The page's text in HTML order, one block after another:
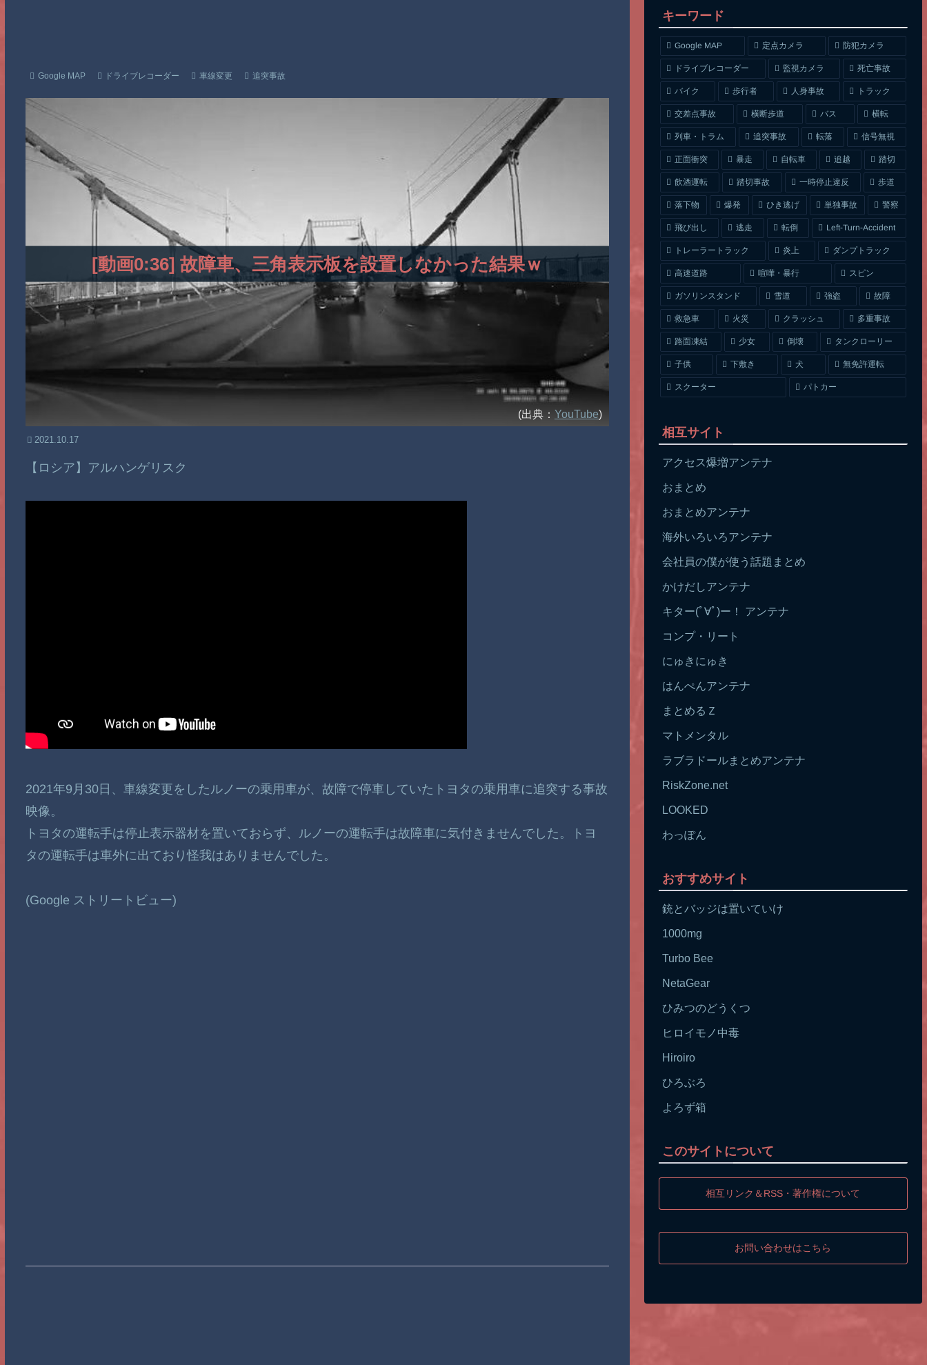
Google MAP ドライブレコーダー 車線変更 追突事故
[動画0:36] 故障車、三角表示板を設置しなかった結果ｗ
(出典： YouTube)
2021.10.17
【ロシア】アルハンゲリスク
2021年9月30日、車線変更をしたルノーの乗用車が、故障で停車していたトヨタの乗用車に追突する事故
映像。
トヨタの運転手は停止表示器材を置いておらず、ルノーの運転手は故障車に気付きませんでした。トヨ
タの運転手は車外に出ており怪我はありませんでした。
(Google ストリートビュー)
キーワード
Google MAP 定点カメラ 防犯カメラ
ドライブレコーダー 監視カメラ 死亡事故
バイク 歩行者 人身事故 トラック
交差点事故 横断歩道 バス 横転
列車・トラム 追突事故 転落 信号無視
正面衝突 暴走 自転車 追越 踏切
飲酒運転 踏切事故 一時停止違反 歩道
落下物 爆発 ひき逃げ 単独事故 警察
飛び出し 逃走 転倒 Left-Turn-Accident
トレーラートラック 炎上 ダンプトラック
高速道路 喧嘩・暴行 スピン
ガソリンスタンド 雪道 強盗 故障
救急車 火災 クラッシュ 多重事故
路面凍結 少女 倒壊 タンクローリー
子供 下敷き 犬 無免許運転
スクーター パトカー
相互サイト
アクセス爆増アンテナ
おまとめ
おまとめアンテナ
海外いろいろアンテナ
会社員の僕が使う話題まとめ
かけだしアンテナ
キター(ﾟ∀ﾟ)ー！ アンテナ
コンプ・リート
にゅきにゅき
はんぺんアンテナ
まとめるＺ
マトメンタル
ラブラドールまとめアンテナ
RiskZone.net
LOOKED
わっぽん
おすすめサイト
銃とバッジは置いていけ
1000mg
Turbo Bee
NetaGear
ひみつのどうくつ
ヒロイモノ中毒
Hiroiro
ひろぶろ
よろず箱
このサイトについて
相互リンク＆RSS・著作権について
お問い合わせはこちら